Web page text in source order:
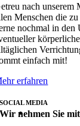
nach
Menschen die
nochmal in
einfach mit!
erfahren
SOCIAL MEDIA
Wir nehmen Sie